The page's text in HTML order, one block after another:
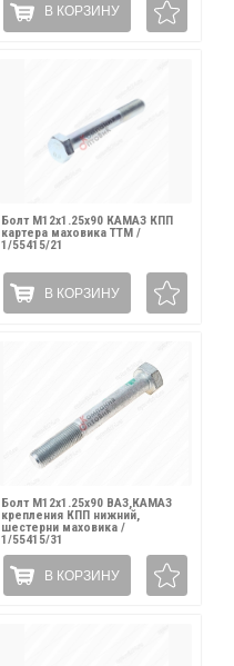
В КОРЗИНУ
Болт М12х1.25х90 КАМАЗ КПП
картера маховика ТТМ /
1/55415/21
В КОРЗИНУ
Болт М12х1.25х90 ВАЗ,КАМАЗ
крепления КПП нижний,
шестерни маховика /
1/55415/31
В КОРЗИНУ